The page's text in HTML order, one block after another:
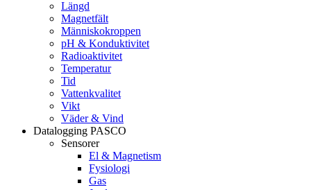
Längd
Magnetfält
Människokroppen
pH & Konduktivitet
Radioaktivitet
Temperatur
Tid
Vattenkvalitet
Vikt
Väder & Vind
Datalogging PASCO
Sensorer
El & Magnetism
Fysiologi
Gas